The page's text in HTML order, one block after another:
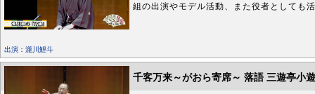
組の出演やモデル活動、また役者としても
出演：瀧川鯉斗
千客万来～がおら寄席～ 落語 三遊亭小